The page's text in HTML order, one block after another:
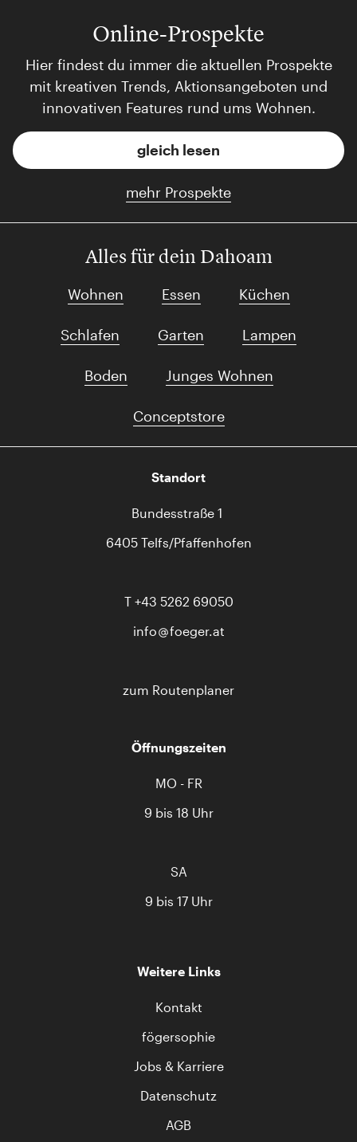
Online-Prospekte
Hier findest du immer die aktuellen Prospekte
mit kreativen Trends, Aktionsangeboten und
innovativen Features rund ums Wohnen.
gleich lesen
mehr Prospekte
Alles für dein Dahoam
Wohnen Essen Küchen
Schlafen Garten Lampen
Boden Junges Wohnen
Conceptstore
Standort
Bundesstraße 1
6405 Telfs/Pfaffenhofen
T +43 5262 69050
info
foeger.at
zum Routenplaner
Öffnungszeiten
MO - FR
9 bis 18 Uhr
SA
9 bis 17 Uhr
Weitere Links
Kontakt
fögersophie
Jobs & Karriere
Datenschutz
AGB